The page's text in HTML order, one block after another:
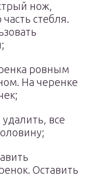
нож,
стебля.
ровным
На черенке
все
Оставить